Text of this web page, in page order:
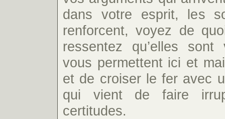
dans votre esprit, les
renforcent, voyez de
ressentez qu’elles
vous permettent ici et
et de croiser le fer avec
qui vient de faire
certitudes.